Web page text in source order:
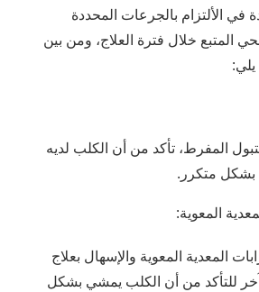
في الألتزام بالجرعات المحددة
المتبع خلال فترة العلاج، ومن بين
يلي:
المفرط، تأكد من أن الكلب لديه
بشكل متكرر.
المعوية:
المعدية المعوية والإسهال بعلاج
للتأكد من أن الكلب يمشي بشكل